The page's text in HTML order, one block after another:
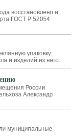
восстановлено и
ГОСТ Р 52054
упаковку:
и изделий из него.
России
Александр
муниципальные